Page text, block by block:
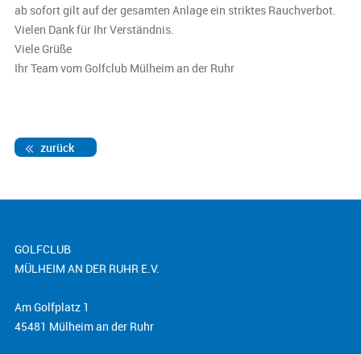
ab sofort gilt auf der gesamten Anlage ein striktes Rauchverbot.
Vielen Dank für Ihr Verständnis.
Viele Grüße
Ihr Team vom Golfclub Mülheim an der Ruhr
zurück
GOLFCLUB
MÜLHEIM AN DER RUHR E.V.
Am Golfplatz 1
45481 Mülheim an der Ruhr